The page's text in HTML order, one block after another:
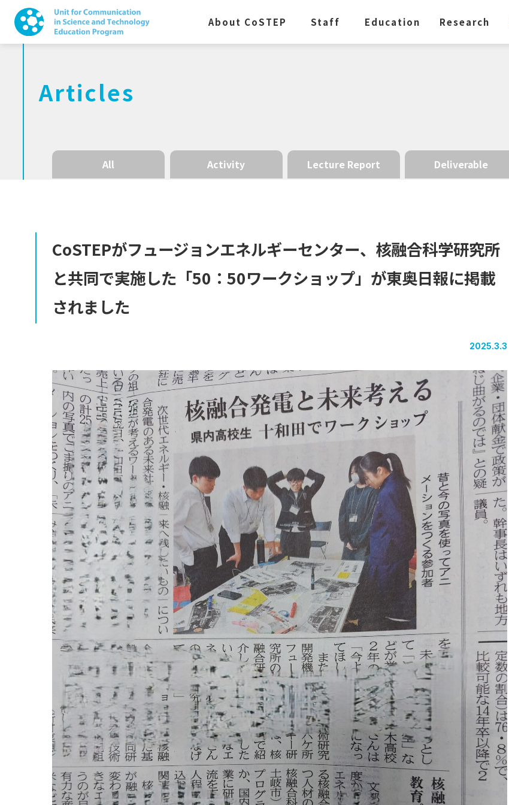
About CoSTEP Staff Education Research
Articles
All Activity Lecture Report Deliverable
CoSTEPがフュージョンエネルギーセンター、 核融合科学研究所
と共同で実施した 「50：50ワークショップ」 が東奥日報に掲載
されました
2025.3.3